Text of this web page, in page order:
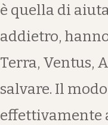
è quella di
addietro,
Terra, Ventus,
salvare. Il
effettivamente